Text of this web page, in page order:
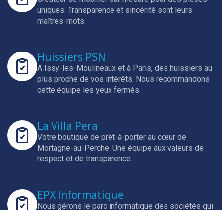
uniques. Transparence et sincérité sont leurs
maîtres-mots.
Huissiers PSN
A Issy-les-Moulineaux et à Paris, des huissiers au
plus proche de vos intérêts. Nous recommandons
cette équipe les yeux fermés.
La Villa Pera
Votre boutique de prêt-à-porter au cœur de
Mortagne-au-Perche. Une équipe aux valeurs de
respect et de transparence.
EPX Informatique
Nous gérons le parc informatique des sociétés qui